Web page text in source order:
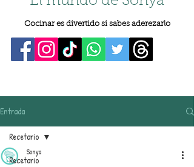
Cocinar es divertido si sabes aderezarlo
Entrada
Recetario
Recetario
Sonya